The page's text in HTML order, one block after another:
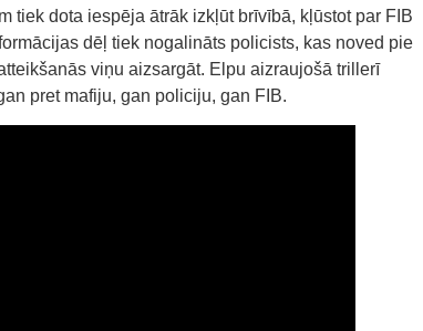
tiek dota iespēja ātrāk izkļūt brīvībā, kļūstot par FIB
dēļ tiek nogalināts policists, kas noved pie
viņu aizsargāt. Elpu aizraujošā trillerī
pret mafiju, gan policiju, gan FIB.